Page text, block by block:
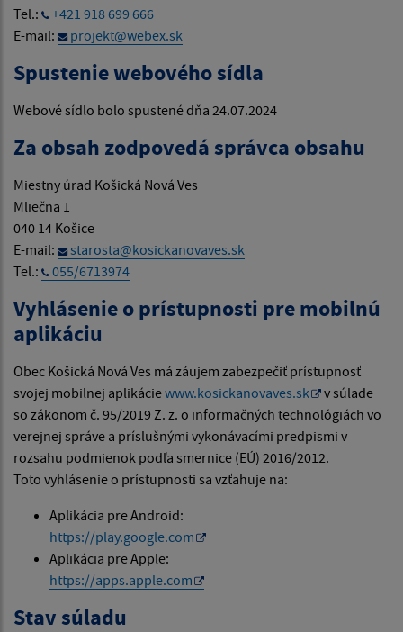
Tel.:
+421 918 699 666
E-mail:
projekt@webex.sk
Spustenie webového sídla
Webové sídlo bolo spustené dňa 24.07.2024
Za obsah zodpovedá správca obsahu
Miestny úrad Košická Nová Ves
Mliečna 1
040 14 Košice
E-mail:
starosta@kosickanovaves.sk
Tel.:
055/6713974
Vyhlásenie o prístupnosti pre mobilnú
aplikáciu
Obec Košická Nová Ves má záujem zabezpečiť prístupnosť
svojej mobilnej aplikáciewww.kosickanovaves.sk
v súlade
so zákonom č. 95/2019 Z. z. o informačných technológiách vo
verejnej správe a príslušnými vykonávacími predpismi v
rozsahu podmienok podľa smernice (EÚ) 2016/2012.
Toto vyhlásenie o prístupnosti sa vzťahuje na:
Aplikácia pre Android:
https://play.google.com
Aplikácia pre Apple:
https://apps.apple.com
Stav súladu